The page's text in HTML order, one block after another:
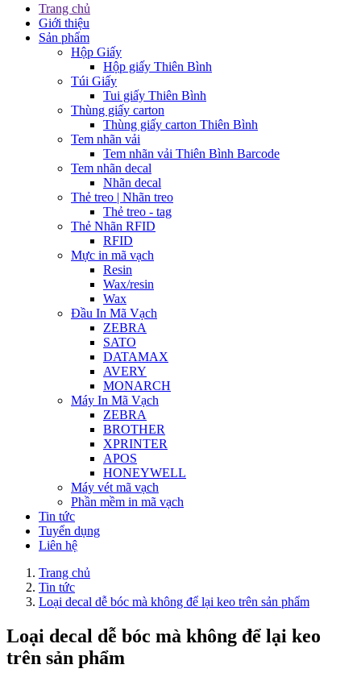
Trang chủ
Giới thiệu
Sản phẩm
Hộp Giấy
Hộp giấy Thiên Bình
Túi Giấy
Tui giấy Thiên Bình
Thùng giấy carton
Thùng giấy carton Thiên Bình
Tem nhãn vải
Tem nhãn vải Thiên Bình Barcode
Tem nhãn decal
Nhãn decal
Thẻ treo | Nhãn treo
Thẻ treo - tag
Thẻ Nhãn RFID
RFID
Mực in mã vạch
Resin
Wax/resin
Wax
Đầu In Mã Vạch
ZEBRA
SATO
DATAMAX
AVERY
MONARCH
Máy In Mã Vạch
ZEBRA
BROTHER
XPRINTER
APOS
HONEYWELL
Máy vét mã vạch
Phần mềm in mã vạch
Tin tức
Tuyển dụng
Liên hệ
Trang chủ
Tin tức
Loại decal dễ bóc mà không để lại keo trên sản phẩm
Loại decal dễ bóc mà không để lại keo
trên sản phẩm